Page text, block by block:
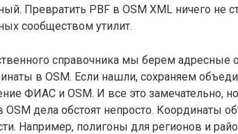
Превратить PBF в OSM XML ничего не
сообществом утилит.
справочника мы берем
в OSM. Если нашли, сохраняем
ФИАС и OSM. И все это замечательно,
дела обстоят непросто. Координаты
Например, полигоны для регионов и